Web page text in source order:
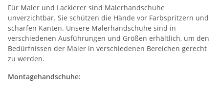
Für Maler und Lackierer sind Malerhandschuhe
unverzichtbar. Sie schützen die Hände vor Farbspritzern und
scharfen Kanten. Unsere Malerhandschuhe sind in
verschiedenen Ausführungen und Größen erhältlich, um den
Bedürfnissen der Maler in verschiedenen Bereichen gerecht
zu werden.
Montagehandschuhe: